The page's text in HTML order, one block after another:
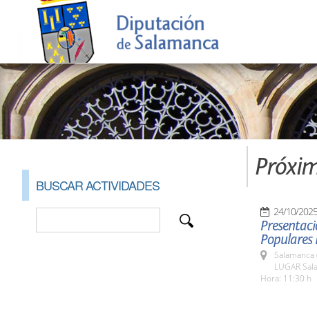
BUSCAR ACTIVIDADES
24/10/2025
Populares
Salamanca
LUGAR
Hora: 11:30 h